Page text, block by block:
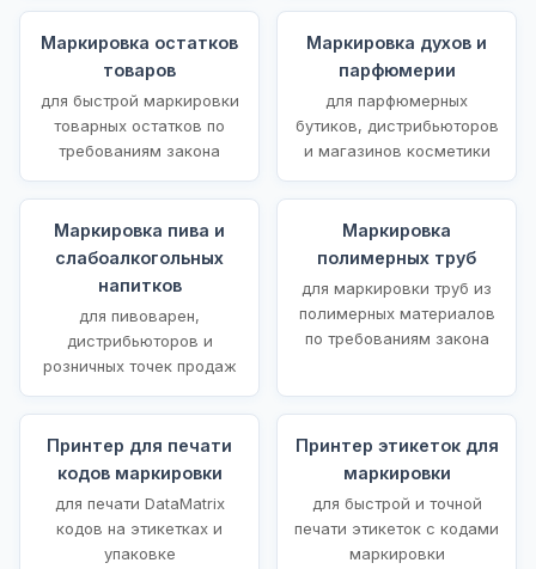
Маркировка остатков
товаров
для быстрой маркировки
товарных остатков по
требованиям закона
Маркировка духов и
парфюмерии
для парфюмерных
бутиков, дистрибьюторов
и магазинов косметики
Маркировка пива и
слабоалкогольных
напитков
для пивоварен,
дистрибьюторов и
розничных точек продаж
Маркировка
полимерных труб
для маркировки труб из
полимерных материалов
по требованиям закона
Принтер для печати
кодов маркировки
для печати DataMatrix
кодов на этикетках и
упаковке
Принтер этикеток для
маркировки
для быстрой и точной
печати этикеток с кодами
маркировки